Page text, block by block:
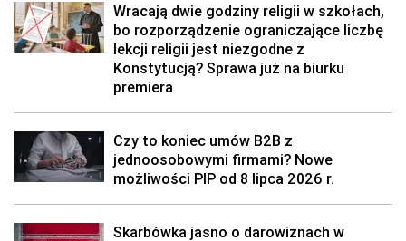
Wracają dwie godziny religii w szkołach,
bo rozporządzenie ograniczające liczbę
lekcji religii jest niezgodne z
Konstytucją? Sprawa już na biurku
premiera
Czy to koniec umów B2B z
jednoosobowymi firmami? Nowe
możliwości PIP od 8 lipca 2026 r.
Skarbówka jasno o darowiznach w